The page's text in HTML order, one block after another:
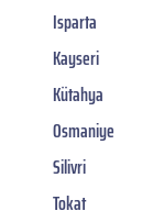
Isparta
Kayseri
Kütahya
Osmaniye
Silivri
Tokat